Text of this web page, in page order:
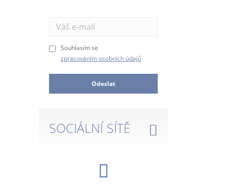
Souhlasím se
zpracováním osobních údajů
Odeslat
SOCIÁLNÍ SÍTĚ